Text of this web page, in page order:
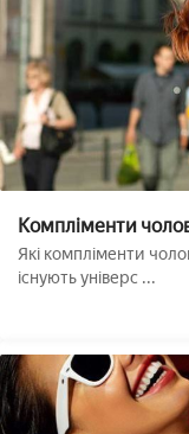
Компліменти
Які компліменти
існують універс ...